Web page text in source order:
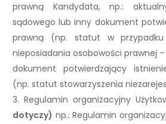
prawną Kandydata, np.:
sądowego lub inny dokument
prawną (np. statut w
nieposiadania osobowości prawnej –
dokument potwierdzający
(np. statut stowarzyszenia
3. Regulamin organizacyjny
dotyczy) np.: Regulamin